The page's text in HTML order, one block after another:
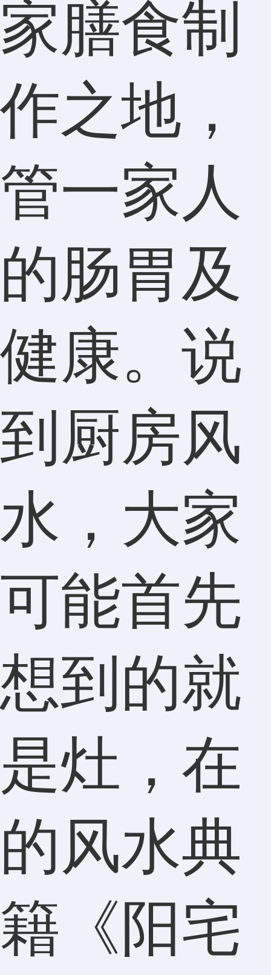
家膳食制
作之地，
管一家人
的肠胃及
健康。说
到厨房风
水，大家
可能首先
想到的就
是灶，在
的风水典
籍《阳宅